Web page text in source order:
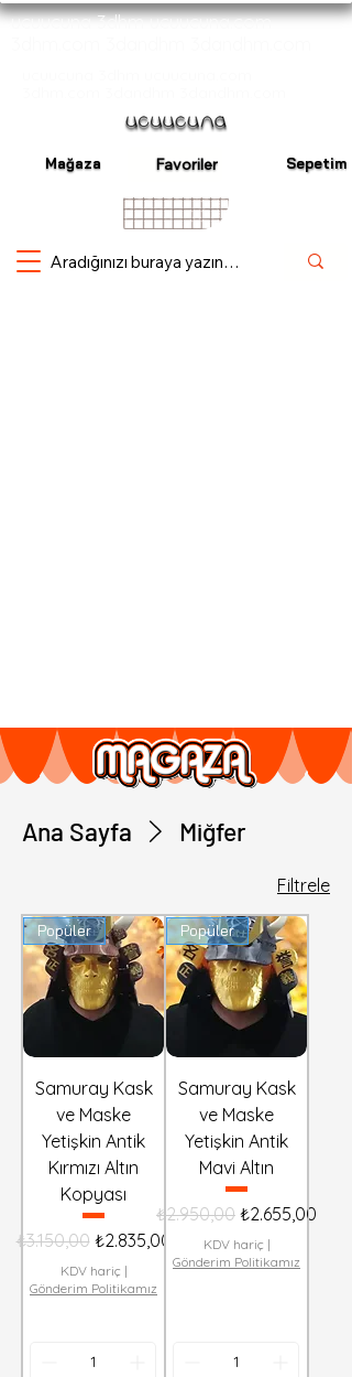
Mağaza Sepetim
Favoriler
ucuucuna 3dhm ucuucuna.com
Ana Sayfa Miğfer
Filtrele
Popüler
Samuray Kask
ve Maske
Yetişkin Antik
Kırmızı Altın
Kopyası
Normal Fiyat
₺3.150,00 İndirimli Fiyat
₺2.835,00
KDV hariç |
Gönderim Politikamız
Popüler
Samuray Kask
ve Maske
Yetişkin Antik
Mavi Altın
Normal Fiyat
₺2.950,00 İndirimli Fiyat
₺2.655,00
KDV hariç |
Gönderim Politikamız